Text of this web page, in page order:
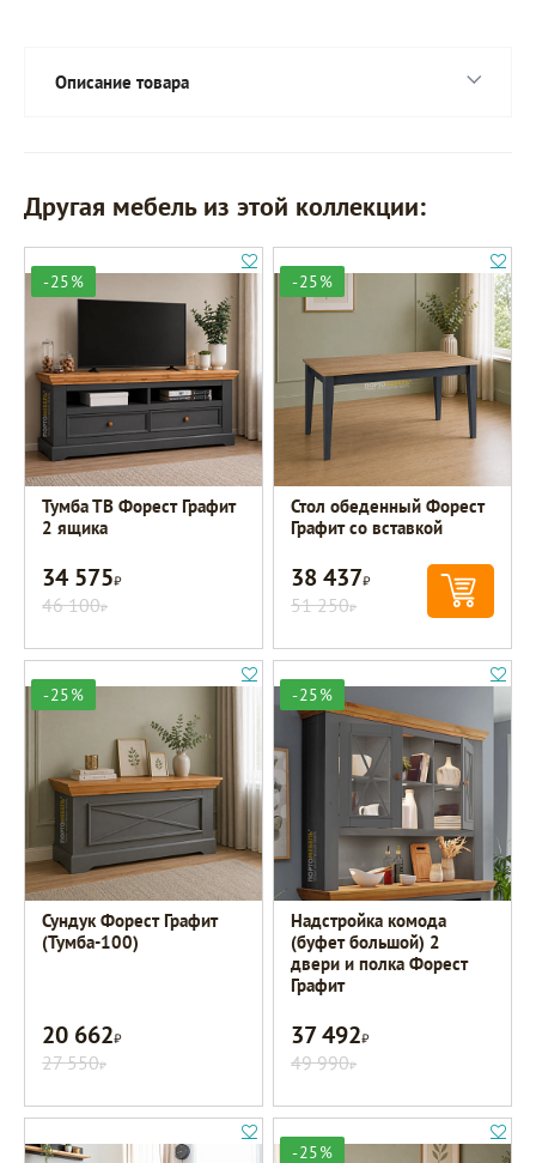
Описание товара
Другая мебель из этой коллекции:
-25%
Тумба ТВ Форест Графит
2 ящика
34 575Р
46 100Р
-25%
Стол обеденный Форест
Графит со вставкой
38 437Р
51 250Р
-25%
Сундук Форест Графит
(Тумба-100)
20 662Р
27 550Р
-25%
Надстройка комода
(буфет большой) 2
двери и полка Форест
Графит
37 492Р
49 990Р
-25%